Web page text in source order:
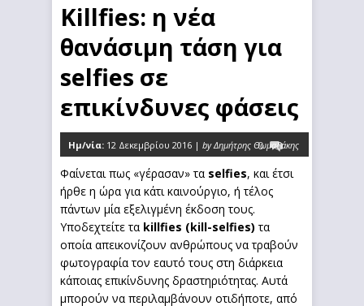
Killfies: η νέα
θανάσιμη τάση για
selfies σε
επικίνδυνες φάσεις
Ημ/νία: 12 Δεκεμβρίου 2016 | by Δημήτρης Θωμαδάκης
0
Φαίνεται πως «γέρασαν» τα selfies, και έτσι
ήρθε η ώρα για κάτι καινούργιο, ή τέλος
πάντων μία εξελιγμένη έκδοση τους.
Υποδεχτείτε τα killfies (kill-selfies) τα
οποία απεικονίζουν ανθρώπους να τραβούν
φωτογραφία τον εαυτό τους στη διάρκεια
κάποιας επικίνδυνης δραστηριότητας. Αυτά
μπορούν να περιλαμβάνουν οτιδήποτε, από